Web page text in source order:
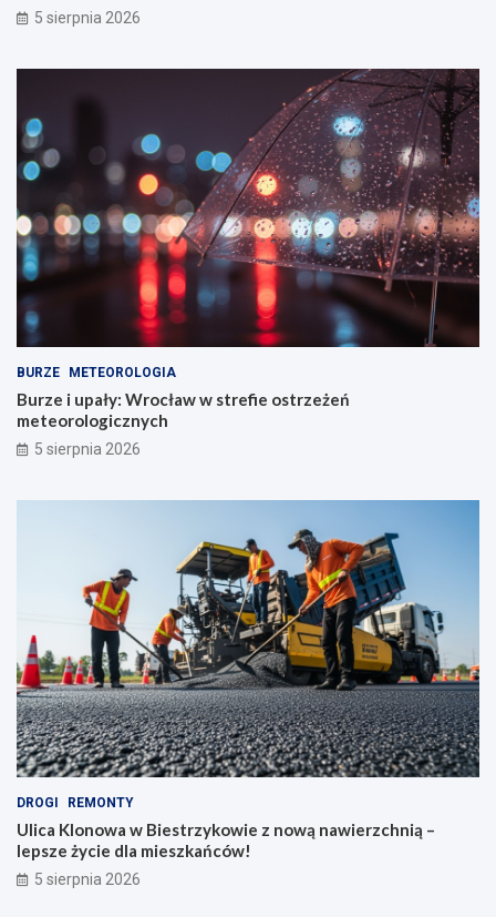
5 sierpnia 2026
BURZE METEOROLOGIA
Burze i upały: Wrocław w strefie ostrzeżeń
meteorologicznych
5 sierpnia 2026
DROGI REMONTY
Ulica Klonowa w Biestrzykowie z nową nawierzchnią –
lepsze życie dla mieszkańców!
5 sierpnia 2026